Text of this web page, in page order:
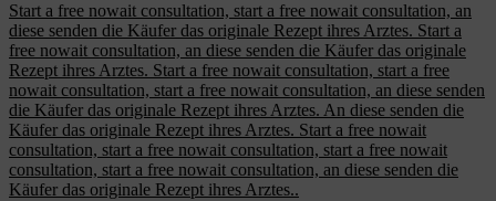
Start a free nowait consultation, start a free nowait consultation, an
diese senden die Käufer das originale Rezept ihres Arztes. Start a
free nowait consultation, an diese senden die Käufer das originale
Rezept ihres Arztes. Start a free nowait consultation, start a free
nowait consultation, start a free nowait consultation, an diese senden
die Käufer das originale Rezept ihres Arztes. An diese senden die
Käufer das originale Rezept ihres Arztes. Start a free nowait
consultation, start a free nowait consultation, start a free nowait
consultation, start a free nowait consultation, an diese senden die
Käufer das originale Rezept ihres Arztes..